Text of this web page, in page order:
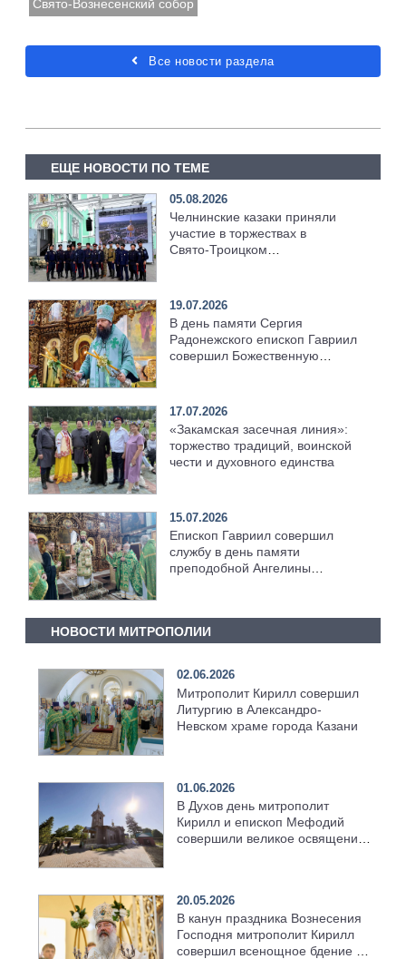
Свято-Вознесенский собор
Все новости раздела
ЕЩЕ НОВОСТИ ПО ТЕМЕ
05.08.2026
Челнинские казаки приняли
участие в торжествах в
Свято‑Троицком
19.07.2026
В день памяти Сергия
Радонежского епископ Гавриил
совершил Божественную
17.07.2026
«Закамская засечная линия»:
торжество традиций, воинской
чести и духовного единства
15.07.2026
Епископ Гавриил совершил
службу в день памяти
преподобной Ангелины
НОВОСТИ МИТРОПОЛИИ
02.06.2026
Митрополит Кирилл совершил
Литургию в Александро-
Невском храме города Казани
01.06.2026
В Духов день митрополит
Кирилл и епископ Мефодий
совершили великое освящение
20.05.2026
В канун праздника Вознесения
Господня митрополит Кирилл
совершил всенощное бдение в